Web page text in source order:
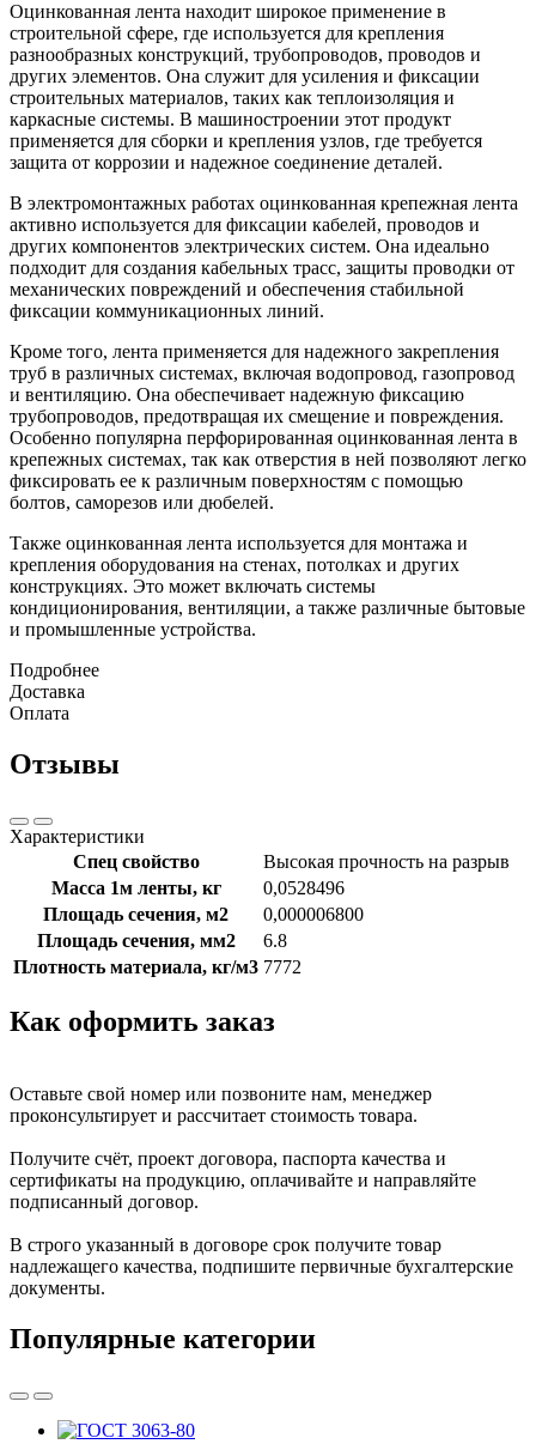
Оцинкованная лента находит широкое применение в
строительной сфере, где используется для крепления
разнообразных конструкций, трубопроводов, проводов и
других элементов. Она служит для усиления и фиксации
строительных материалов, таких как теплоизоляция и
каркасные системы. В машиностроении этот продукт
применяется для сборки и крепления узлов, где требуется
защита от коррозии и надежное соединение деталей.
В электромонтажных работах оцинкованная крепежная лента
активно используется для фиксации кабелей, проводов и
других компонентов электрических систем. Она идеально
подходит для создания кабельных трасс, защиты проводки от
механических повреждений и обеспечения стабильной
фиксации коммуникационных линий.
Кроме того, лента применяется для надежного закрепления
труб в различных системах, включая водопровод, газопровод
и вентиляцию. Она обеспечивает надежную фиксацию
трубопроводов, предотвращая их смещение и повреждения.
Особенно популярна перфорированная оцинкованная лента в
крепежных системах, так как отверстия в ней позволяют легко
фиксировать ее к различным поверхностям с помощью
болтов, саморезов или дюбелей.
Также оцинкованная лента используется для монтажа и
крепления оборудования на стенах, потолках и других
конструкциях. Это может включать системы
кондиционирования, вентиляции, а также различные бытовые
и промышленные устройства.
Подробнее
Доставка
Оплата
Отзывы
Характеристики
Спец свойство
Высокая прочность на разрыв
Масса 1м ленты, кг
0,0528496
Площадь сечения, м2
0,000006800
Площадь сечения, мм2
6.8
Плотность материала, кг/м3 7772
Как оформить заказ
Оставьте свой номер или позвоните нам, менеджер
проконсультирует и рассчитает стоимость товара.
Получите счёт, проект договора, паспорта качества и
сертификаты на продукцию, оплачивайте и направляйте
подписанный договор.
В строго указанный в договоре срок получите товар
надлежащего качества, подпишите первичные бухгалтерские
документы.
Популярные категории